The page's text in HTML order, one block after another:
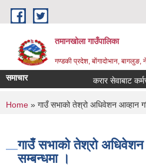
Skip to main content
तमानखोला गाउँपालिका
गण्डकी प्रदेश, बोंगादोभान, बागलुङ,
समाचार करार सेवाबाट
You are here
Home » गाउँ सभाको तेश्रो अधिवेशन आव्हान
गाउँ सभाको तेश्रो अधिवेशन
सम्बन्धमा ।